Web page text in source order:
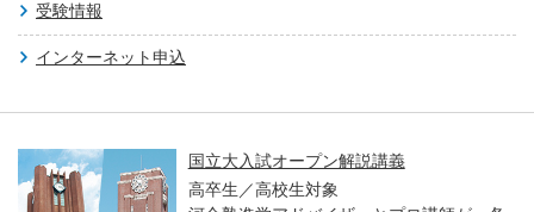
受験情報
インターネット申込
国立大入試オープン解説講義
高卒生／高校生対象